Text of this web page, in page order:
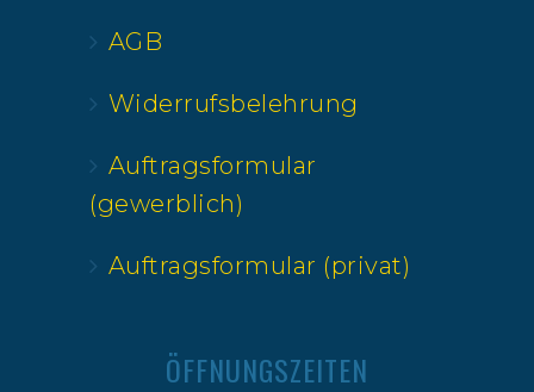
AGB
Widerrufsbelehrung
Auftragsformular
(gewerblich)
Auftragsformular (privat)
ÖFFNUNGSZEITEN